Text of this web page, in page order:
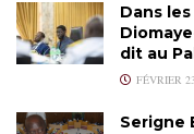
Dans
dit au
FÉVRIER
Serigne